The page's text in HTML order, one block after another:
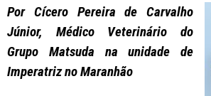
Por Cícero Pereira de Carvalho
Júnior, Médico Veterinário do
Grupo Matsuda na unidade de
Imperatriz no Maranhão